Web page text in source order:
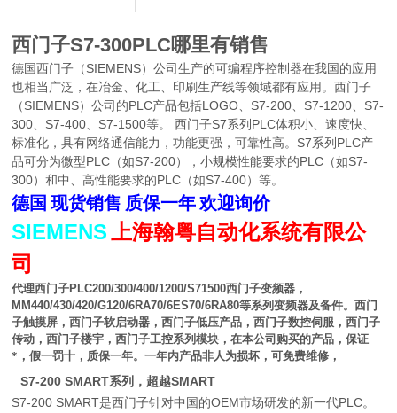
西门子S7-300PLC哪里有销售
德国西门子（SIEMENS）公司生产的可编程序控制器在我国的应用
也相当广泛，在冶金 、化工、印刷生产线等领域都有应用。西门子
（SIEMENS）公司的PLC产品包括LOGO、S7-200、S7-1200、S7-
300、S7-400、S7-1500等。 西门子S7系列PLC体积小、速度快、
标准化 ，具有网络通信能力，功能更强，可靠性高。S7系列PLC产
品可分为微型PLC（如S7-200），小规模性能要求的PLC（如S7-
300）和中、高性能要求的PLC（如S7-400）等。
德国 现货销售 质保一年 欢迎询价
SIEMENS 上海翰粤自动化系统有限公
司
代理西门子PLC200/300/400/1200/S71500西门子变频器，
MM440/430/420/G120/6RA70/6ES70/6RA80等系列变频器及备件。西门
子触摸屏，西门子软启动器，西门子低压产品，西门子数控伺服，西门子
传动，西门子楼宇，西门子工控系列模块，在本公司购买的产品，保证
*，假一罚十，质保一年。一年内产品非人为损坏，可免费维修，
S7-200 SMART系列，超越SMART
S7-200 SMART是西门子针对中国的OEM市场研发的新一代PLC。